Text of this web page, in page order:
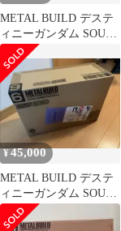
METAL BUILD デステ
ィニーガンダム SOUL
RED Ver.
¥45,000
METAL BUILD デステ
ィニーガンダム SOUL
RED Ver.